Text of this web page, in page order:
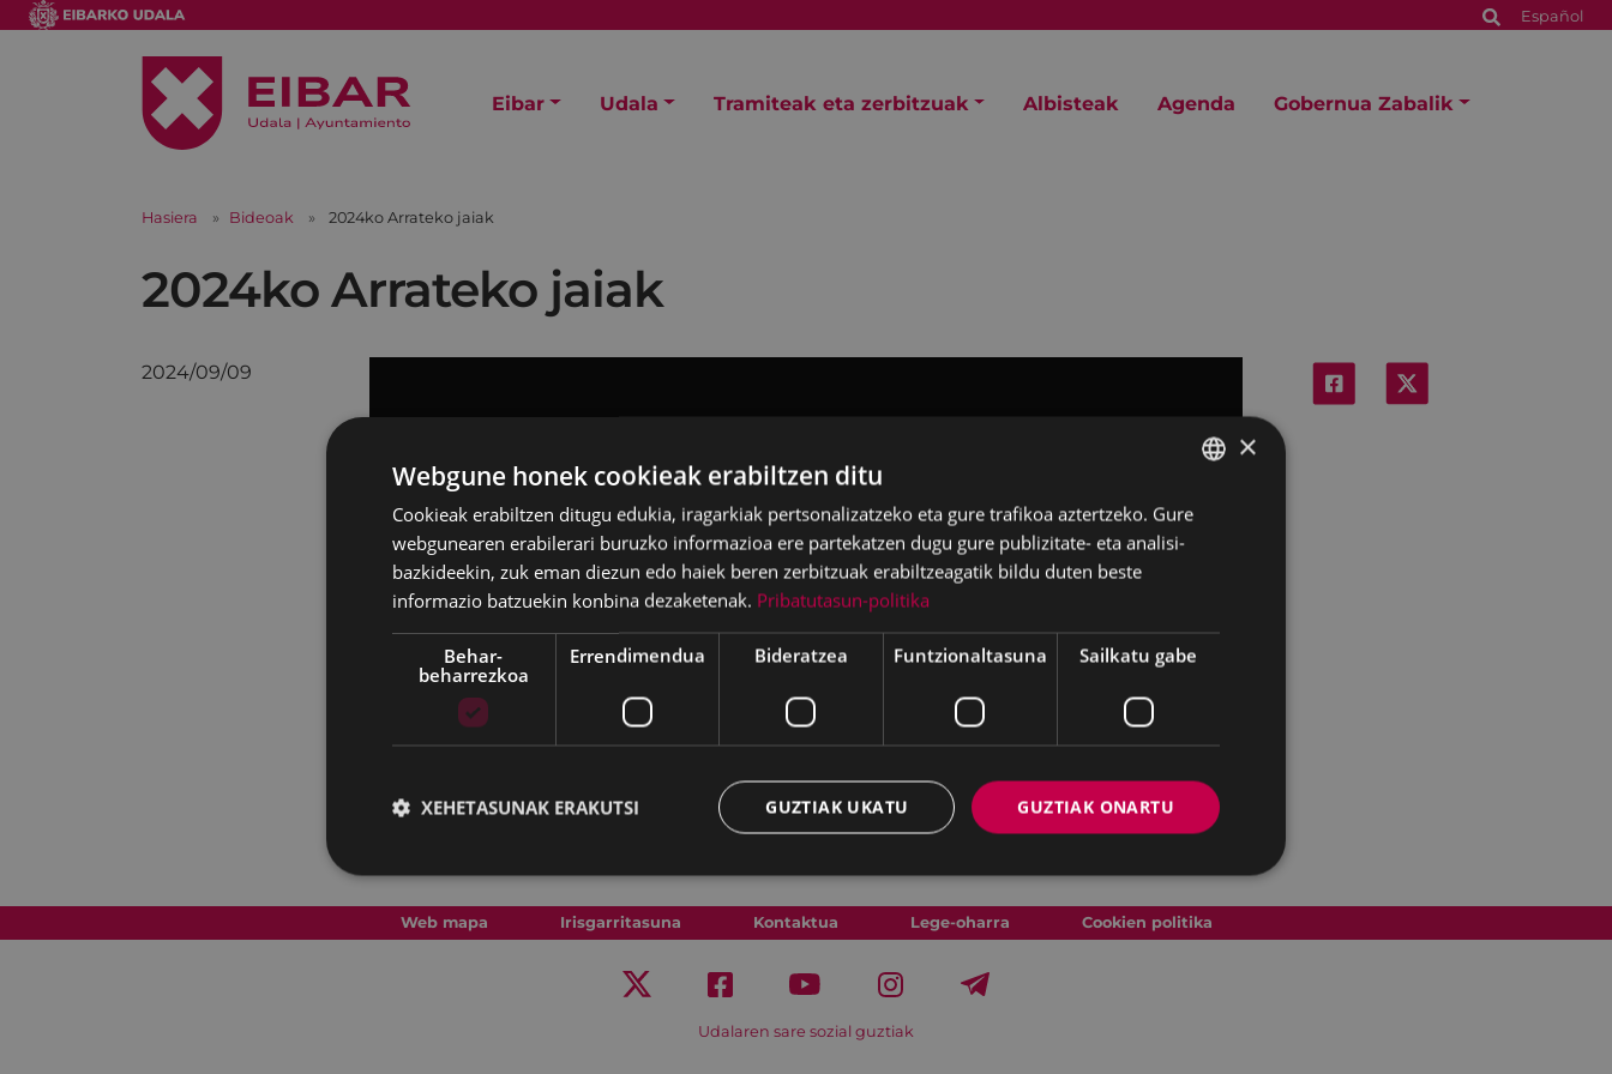
Español
Eibar Udala Tramiteak eta zerbitzuak Albisteak Agenda Gobernua Zabalik
Hasiera Bideoak 2024ko Arrateko jaiak
2024ko Arrateko jaiak
2024/09/09
Web mapa Irisgarritasuna Kontaktua Lege-oharra Cookien politika
Udalaren sare sozial guztiak
BASQUE
SPANISH
×
Webgune honek cookieak erabiltzen ditu
Cookieak erabiltzen ditugu edukia, iragarkiak pertsonalizatzeko eta gure trafikoa aztertzeko. Gure
webgunearen erabilerari buruzko informazioa ere partekatzen dugu gure publizitate- eta analisi-
bazkideekin, zuk eman diezun edo haiek beren zerbitzuak erabiltzeagatik bildu duten beste
informazio batzuekin konbina dezaketenak. Pribatutasun-politika
Behar-
beharrezkoa
Errendimendua Bideratzea Funtzionaltasuna Sailkatu gabe
GUZTIAK ONARTU
GUZTIAK UKATU
XEHETASUNAK ERAKUTSI